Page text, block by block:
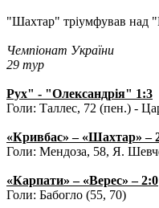
"Шахтар" тріумфував над
Чемпіонат України
29 тур
Рух" - "Олександрія" 1:3
Голи: Таллес, 72 (пен.) -
«Кривбас» – «Шахтар» –
Голи: Мендоза, 58, Я.
«Карпати» – «Верес» – 2:0
Голи: Бабогло (55, 70)